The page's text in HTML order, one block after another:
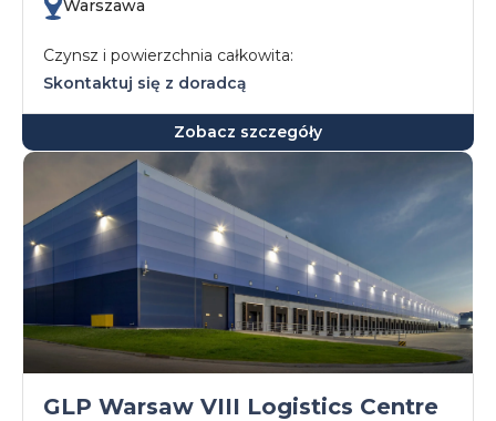
Warszawa
Czynsz i powierzchnia całkowita:
Skontaktuj się z doradcą
Zobacz szczegóły
GLP Warsaw VIII Logistics Centre